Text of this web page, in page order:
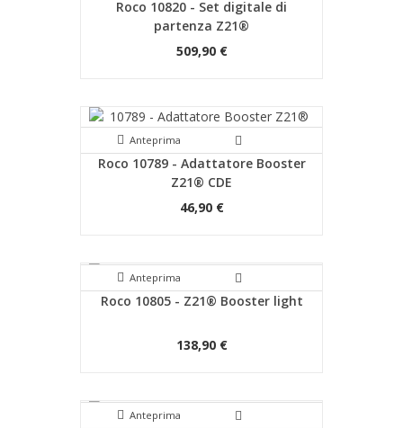
Roco 10820 - Set digitale di
partenza Z21®
509,90 €
Anteprima
Roco 10789 - Adattatore Booster
Z21® CDE
46,90 €
Anteprima
Roco 10805 - Z21® Booster light
138,90 €
Anteprima